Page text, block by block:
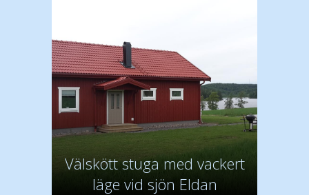
Välskött stuga med vackert
läge vid sjön Eldan